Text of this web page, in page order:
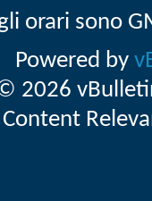
orari sono
Powered by
2026
Content